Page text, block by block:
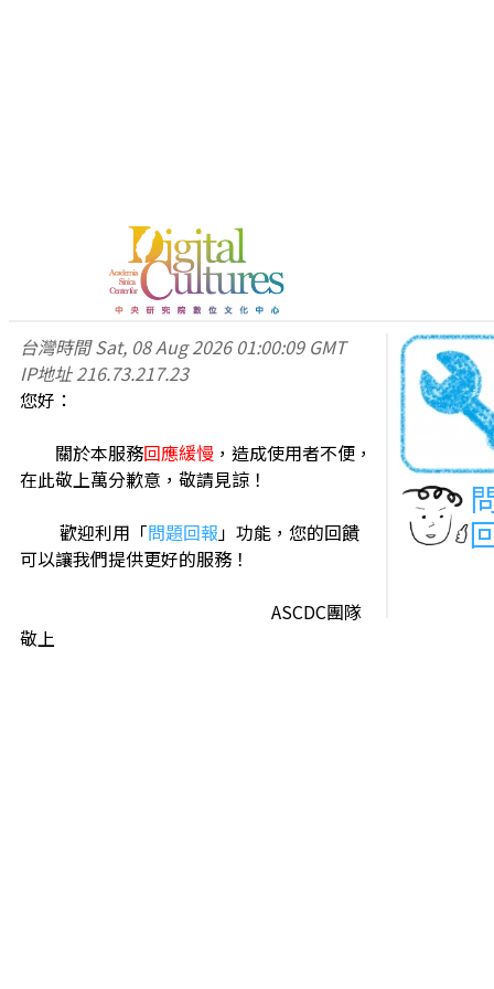
台灣時間Sat, 08 Aug 2026 01:00:09 GMT
IP地址216.73.217.23
您好：
關於本服務回應緩慢 ，造成使用者不便，
在此敬上萬分歉意，敬請見諒！
歡迎利用「問題回報」功能，您的回饋
可以讓我們提供更好的服務！
ASCDC團隊
敬上